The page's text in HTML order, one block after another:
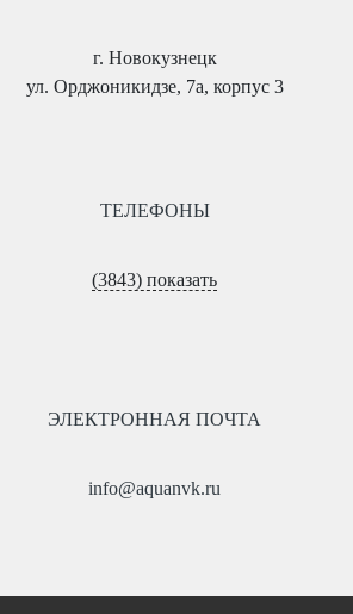
г. Новокузнецк
ул. Орджоникидзе, 7а, корпус 3
ТЕЛЕФОНЫ
(3843) показать
ЭЛЕКТРОННАЯ ПОЧТА
info@aquanvk.ru